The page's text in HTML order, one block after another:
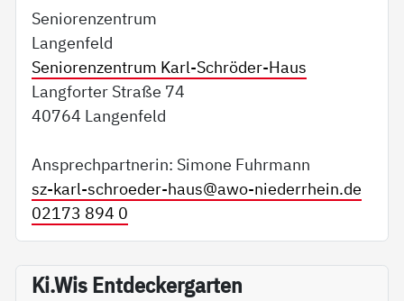
Seniorenzentrum
Langenfeld
Seniorenzentrum Karl-Schröder-Haus
Langforter Straße 74
40764 Langenfeld
Ansprechpartnerin: Simone Fuhrmann
sz-karl-schroeder-haus@awo-niederrhein.de
02173 894 0
Ki.Wis Entdeckergarten